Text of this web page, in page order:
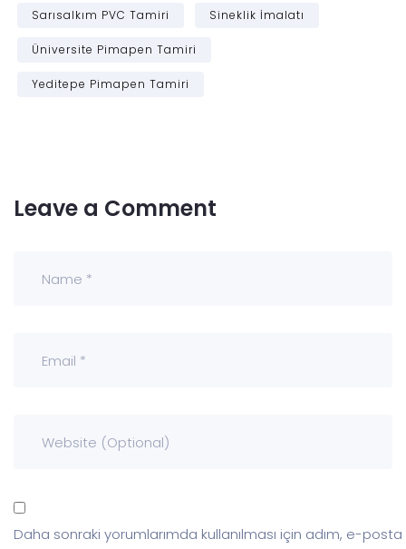
Sarısalkım PVC Tamiri Sineklik İmalatı
Üniversite Pimapen Tamiri
Yeditepe Pimapen Tamiri
Leave a Comment
Daha sonraki yorumlarımda kullanılması için adım, e-posta